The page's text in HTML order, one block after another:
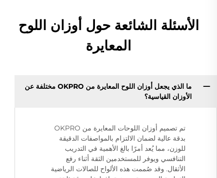
الأسئلة الشائعة حول أوزان اللوح
المعايرة
ما الذي يجعل أوزان اللوح المعايرة من OKPRO مختلفة عن
الأوزان القياسية؟
تم تصميم أوزان اللوحات المعايرة من OKPRO
بدقة عالية لضمان الالتزام بالمواصفات الدقيقة
للوزن، مما يُعد أمرًا بالغ الأهمية في التدريب
التنافسي ويوفر للمستخدمين الثقة أثناء رفع
الأثقال. وقد صُممت هذه الألواح للصالات الرياضية